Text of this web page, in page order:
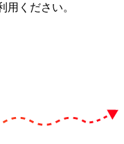
用ください。